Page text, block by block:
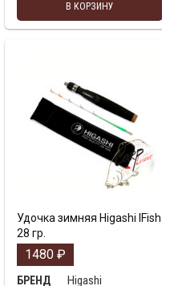
В КОРЗИНУ
Удочка зимняя Higashi IFish
28 гр.
1480 ₽
БРЕНД
Higashi